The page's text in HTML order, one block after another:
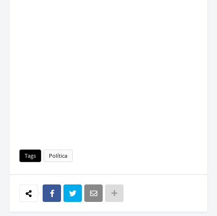
Tags Política